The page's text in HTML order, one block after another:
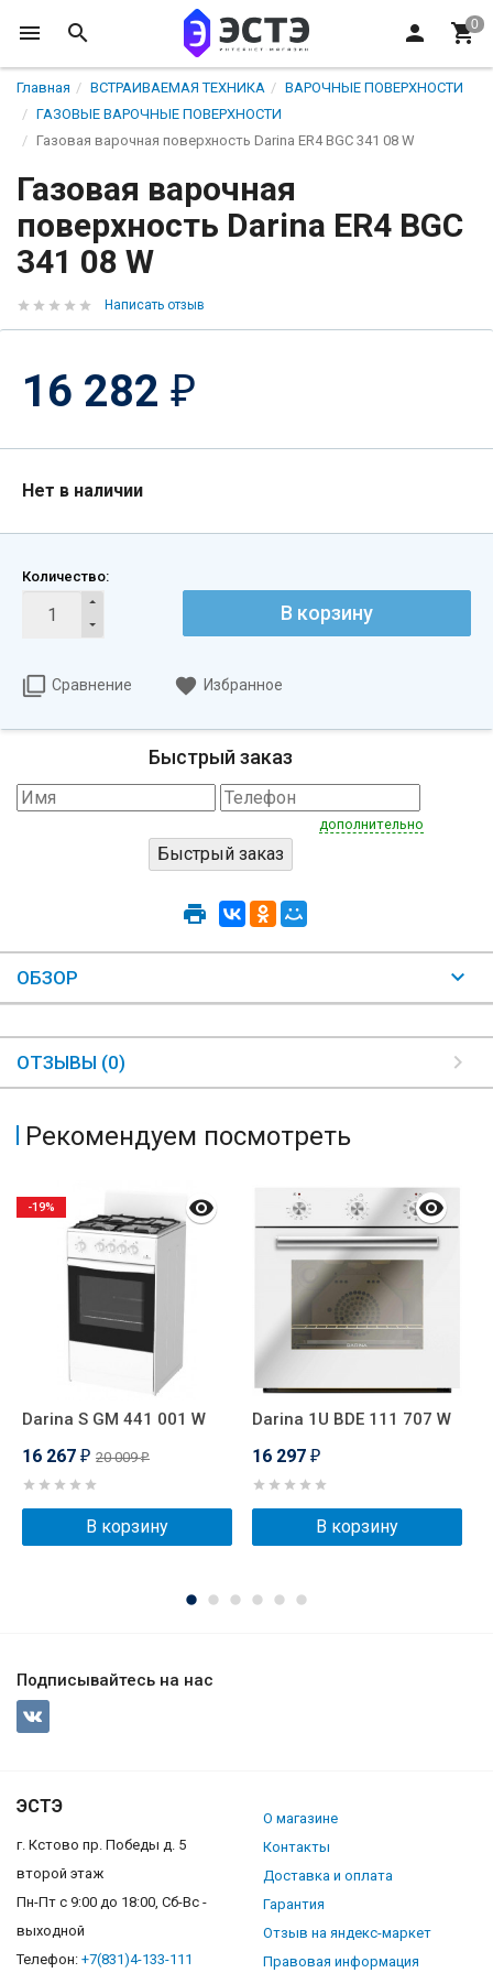
Главная ВСТРАИВАЕМАЯ ТЕХНИКА
ВАРОЧНЫЕ ПОВЕРХНОСТИ
ГАЗОВЫЕ ВАРОЧНЫЕ ПОВЕРХНОСТИ
Газовая варочная поверхность Darina ER4 BGC 341 08 W
Газовая варочная
поверхность Darina ER4 BGC
341 08 W
Написать отзыв
16 282 ₽
Нет в наличии
Количество:
В корзину
Сравнение Избранное
Быстрый заказ
дополнительно
ОБЗОР
ОТЗЫВЫ (0)
Рекомендуем посмотреть
Darina S GM 441 001 W
16 267 ₽ 20 009₽
В корзину
-19%
Darina 1U BDE 111 707 W
16 297 ₽
В корзину
Подписывайтесь на нас
ЭСТЭ
г. Кстово пр. Победы д. 5
второй этаж
Пн-Пт с 9:00 до 18:00, Сб-Вс -
выходной
Телефон: +7(831)4-133-111
О магазине
Контакты
Доставка и оплата
Гарантия
Отзыв на яндекс-маркет
Правовая информация